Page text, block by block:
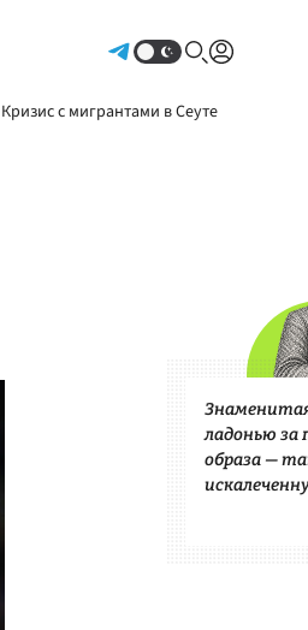
Кризис с мигрантами в Сеуте
ладонью за
образа —